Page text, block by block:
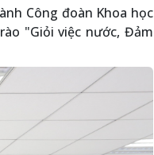
Công đoàn Khoa học
"Giỏi việc nước, Đảm